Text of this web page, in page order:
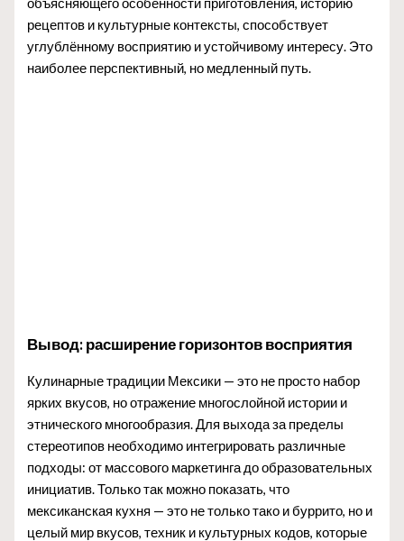
объясняющего особенности приготовления, историю
рецептов и культурные контексты, способствует
углублённому восприятию и устойчивому интересу. Это
наиболее перспективный, но медленный путь.
Вывод: расширение горизонтов восприятия
Кулинарные традиции Мексики — это не просто набор
ярких вкусов, но отражение многослойной истории и
этнического многообразия. Для выхода за пределы
стереотипов необходимо интегрировать различные
подходы: от массового маркетинга до образовательных
инициатив. Только так можно показать, что
мексиканская кухня — это не только тако и буррито, но и
целый мир вкусов, техник и культурных кодов, которые